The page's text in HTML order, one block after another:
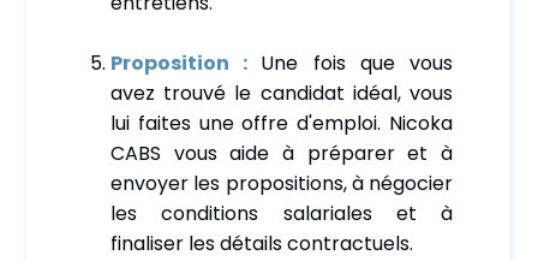
Proposition : Une fois que vous
avez trouvé le candidat idéal, vous
lui faites une offre d'emploi. Nicoka
CABS vous aide à préparer et à
envoyer les propositions, à négocier
les conditions salariales et à
finaliser les détails contractuels.